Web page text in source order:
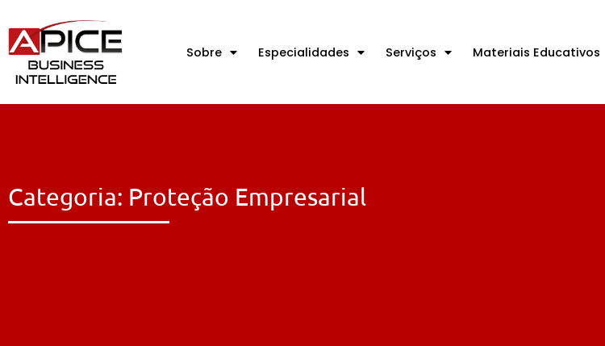
Sobre Especialidades Serviços Materiais Educativos
Categoria: Proteção Empresarial